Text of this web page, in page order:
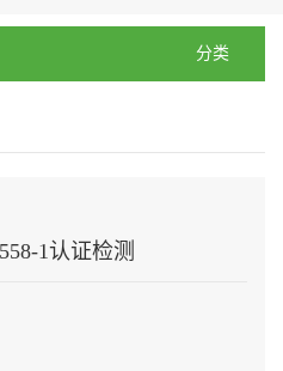
器认证机构_UL+CSA+TUV+CQC一
分类
1认证检测